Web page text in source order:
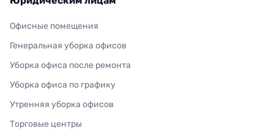
Офисные помещения
Генеральная уборка офисов
Уборка офиса после ремонта
Уборка офиса по графику
Утренняя уборка офисов
Торговые центры